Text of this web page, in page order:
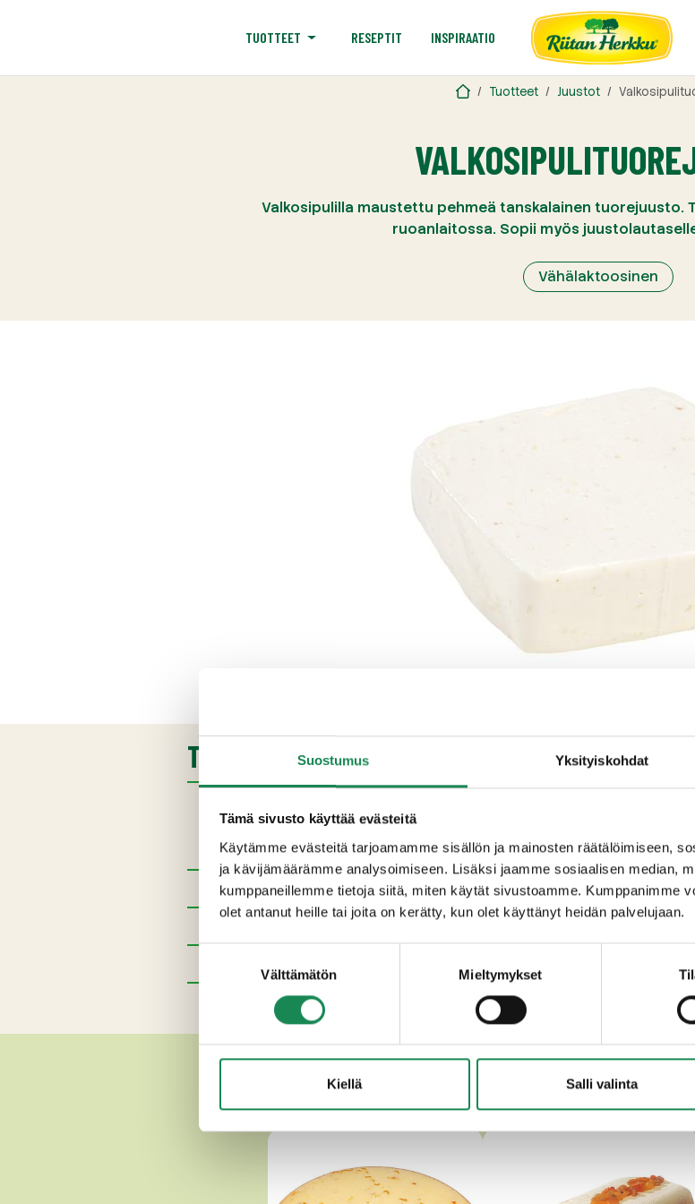
Suostumus Yksityiskohdat
Tämä sivusto käyttää evästeitä
Käytämme evästeitä tarjoamamme sisällön ja mainosten räätälöimiseen,
ja kävijämäärämme analysoimiseen. Lisäksi jaamme sosiaalisen median,
kumppaneillemme tietoja siitä, miten käytät sivustoamme. Kumppanimme
olet antanut heille tai joita on kerätty, kun olet käyttänyt heidän palvelujaan.
Välttämätön Mieltymykset
Kiellä Salli valinta
TUOTTEET RESEPTIT INSPIRAATIO
Tuotteet Juustot
Valkosipulilla maustettu pehmeä tanskalainen tuorejuusto.
ruoanlaitossa. Sopii myös
Vähälaktoosinen
TUOTETIEDOT
Pakkauskoot
Erikoisruokavaliot
Ravintosisältö
Lisätiedot
MUUT HERKULLISET SULATE-